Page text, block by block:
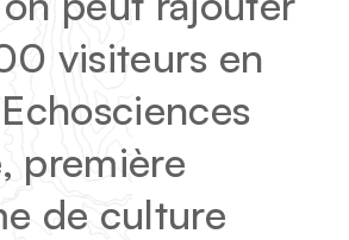
visiteurs en
première
de culture